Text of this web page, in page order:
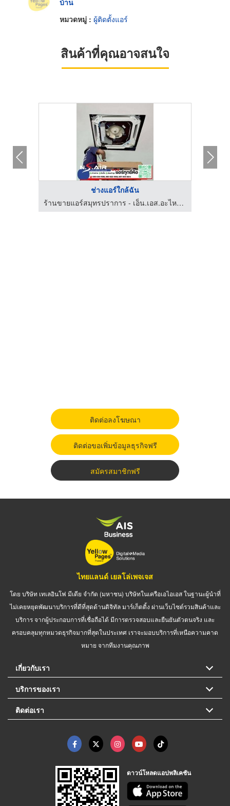
หมวดหมู่ : ผู้ติดตั้งแอร์
สินค้าที่คุณอาจสนใจ
ช่างแอร์ใกล้ฉัน
ร้านขายแอร์สมุทรปราการ - เอ็น.เอส.อะไหล่แอร์
ติดต่อลงโฆษณา
ติดต่อขอเพิ่มข้อมูลธุรกิจฟรี
สมัครสมาชิกฟรี
ไทยแลนด์ เยลโล่เพจเจส
โดย บริษัท เทเลอินโฟ มีเดีย จำกัด (มหาชน) บริษัทในเครือเอไอเอส ในฐานะผู้นำที่
ไม่เคยหยุดพัฒนาบริการที่ดีที่สุดด้านดิจิทัล มาร์เก็ตติ้ง ผ่านเว็บไซต์รวมสินค้าและ
บริการ จากผู้ประกอบการที่เชื่อถือได้ มีการตรวจสอบและยืนยันตัวตนจริง และ
ครอบคลุมทุกหมวดธุรกิจมากที่สุดในประเทศ เราจะมอบบริการที่เหนือความคาด
หมาย จากทีมงานคุณภาพ
เกี่ยวกับเรา
บริการของเรา
ติดต่อเรา
ดาวน์โหลดแอปพลิเคชัน